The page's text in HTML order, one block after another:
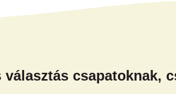
csapatoknak,